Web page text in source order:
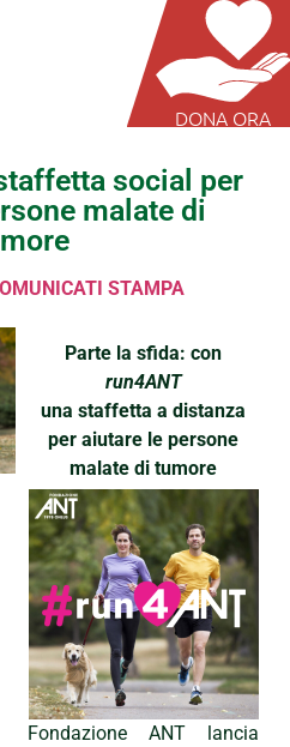
DONA ORA
social per
malate di
STAMPA
Parte la sfida: con
run4ANT
una staffetta a distanza
per aiutare le persone
malate di tumore
Fondazione ANT lancia